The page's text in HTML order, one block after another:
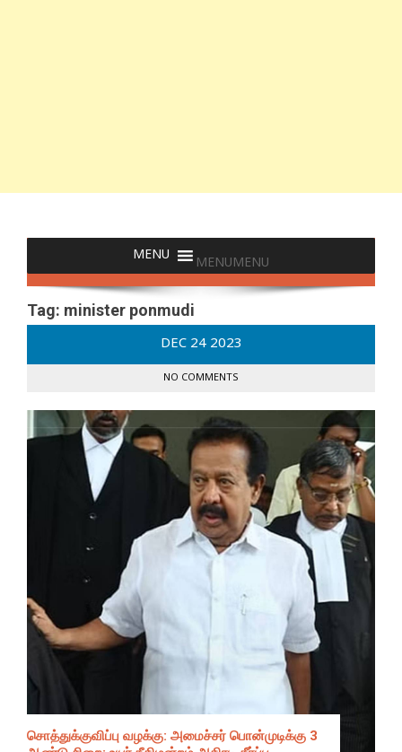
MENUMENU
Tag: minister ponmudi
DEC 24 2023
NO COMMENTS
சொத்துக்குவிப்பு வழக்கு: அமைச்சர் பொன்முடிக்கு 3